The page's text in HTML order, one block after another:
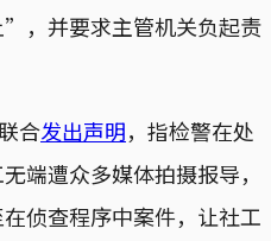
，并要求主管机关负起责
合发出声明，指检警在处
端遭众多媒体拍摄报导，
侦查程序中案件，让社工